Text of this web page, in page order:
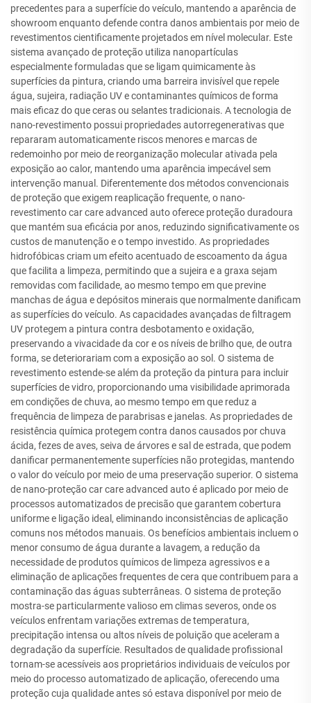
precedentes para a superfície do veículo, mantendo a aparência de
showroom enquanto defende contra danos ambientais por meio de
revestimentos cientificamente projetados em nível molecular. Este
sistema avançado de proteção utiliza nanopartículas
especialmente formuladas que se ligam quimicamente às
superfícies da pintura, criando uma barreira invisível que repele
água, sujeira, radiação UV e contaminantes químicos de forma
mais eficaz do que ceras ou selantes tradicionais. A tecnologia de
nano-revestimento possui propriedades autorregenerativas que
repararam automaticamente riscos menores e marcas de
redemoinho por meio de reorganização molecular ativada pela
exposição ao calor, mantendo uma aparência impecável sem
intervenção manual. Diferentemente dos métodos convencionais
de proteção que exigem reaplicação frequente, o nano-
revestimento car care advanced auto oferece proteção duradoura
que mantém sua eficácia por anos, reduzindo significativamente os
custos de manutenção e o tempo investido. As propriedades
hidrofóbicas criam um efeito acentuado de escoamento da água
que facilita a limpeza, permitindo que a sujeira e a graxa sejam
removidas com facilidade, ao mesmo tempo em que previne
manchas de água e depósitos minerais que normalmente danificam
as superfícies do veículo. As capacidades avançadas de filtragem
UV protegem a pintura contra desbotamento e oxidação,
preservando a vivacidade da cor e os níveis de brilho que, de outra
forma, se deteriorariam com a exposição ao sol. O sistema de
revestimento estende-se além da proteção da pintura para incluir
superfícies de vidro, proporcionando uma visibilidade aprimorada
em condições de chuva, ao mesmo tempo em que reduz a
frequência de limpeza de parabrisas e janelas. As propriedades de
resistência química protegem contra danos causados por chuva
ácida, fezes de aves, seiva de árvores e sal de estrada, que podem
danificar permanentemente superfícies não protegidas, mantendo
o valor do veículo por meio de uma preservação superior. O sistema
de nano-proteção car care advanced auto é aplicado por meio de
processos automatizados de precisão que garantem cobertura
uniforme e ligação ideal, eliminando inconsistências de aplicação
comuns nos métodos manuais. Os benefícios ambientais incluem o
menor consumo de água durante a lavagem, a redução da
necessidade de produtos químicos de limpeza agressivos e a
eliminação de aplicações frequentes de cera que contribuem para a
contaminação das águas subterrâneas. O sistema de proteção
mostra-se particularmente valioso em climas severos, onde os
veículos enfrentam variações extremas de temperatura,
precipitação intensa ou altos níveis de poluição que aceleram a
degradação da superfície. Resultados de qualidade profissional
tornam-se acessíveis aos proprietários individuais de veículos por
meio do processo automatizado de aplicação, oferecendo uma
proteção cuja qualidade antes só estava disponível por meio de